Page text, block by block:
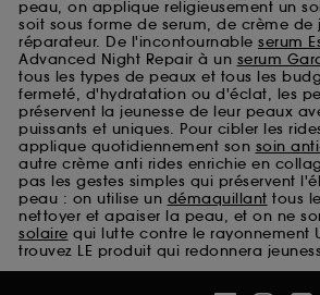
peau, on applique religieusement un
soit sous forme de serum, de crème
réparateur. De l'incontournable serum
Advanced Night Repair à un serum
tous les types de peaux et tous les
fermeté, d'hydratation ou d'éclat, les
préservent la jeunesse de leur peaux
puissants et uniques. Pour cibler les
applique quotidiennement son soin
autre crème anti rides enrichie en
pas les gestes simples qui préservent
peau : on utilise un démaquillant tous
nettoyer et apaiser la peau, et on ne
solaire qui lutte contre le rayonnement
trouvez LE produit qui redonnera